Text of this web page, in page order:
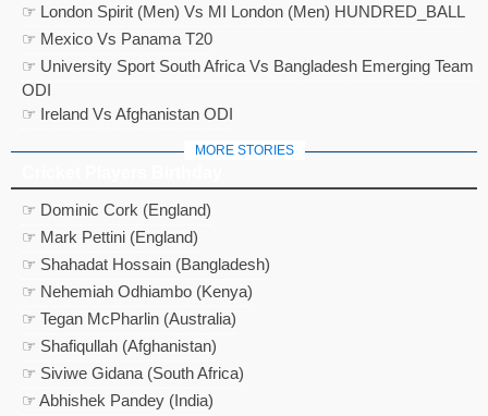
☞ London Spirit (Men) Vs MI London (Men) HUNDRED_BALL
☞ Mexico Vs Panama T20
☞ University Sport South Africa Vs Bangladesh Emerging Team
ODI
☞ Ireland Vs Afghanistan ODI
MORE STORIES
☞ Dominic Cork (England)
☞ Mark Pettini (England)
☞ Shahadat Hossain (Bangladesh)
☞ Nehemiah Odhiambo (Kenya)
☞ Tegan McPharlin (Australia)
☞ Shafiqullah (Afghanistan)
☞ Siviwe Gidana (South Africa)
☞ Abhishek Pandey (India)